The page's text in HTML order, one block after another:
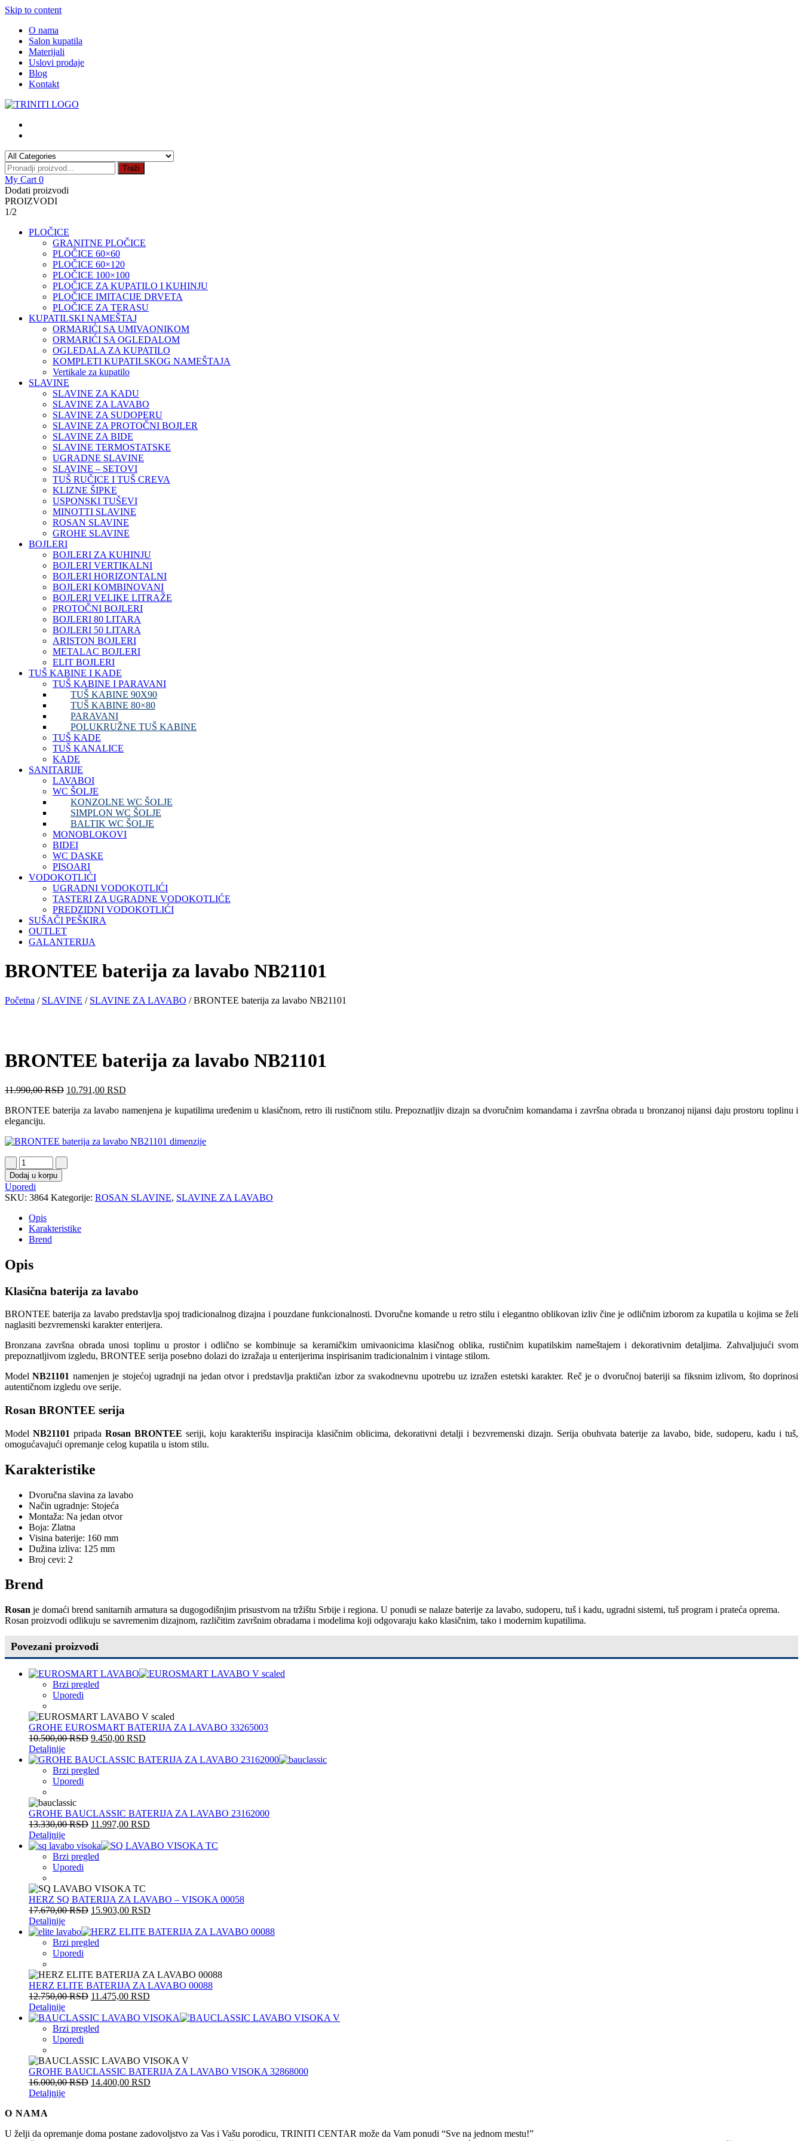
Skip to content
O nama
Salon kupatila
Materijali
Uslovi prodaje
Blog
Kontakt
Traži
My Cart 0
Dodati proizvodi
PROIZVODI
1/2
PLOČICE
GRANITNE PLOČICE
PLOČICE 60×60
PLOČICE 60×120
PLOČICE 100×100
PLOČICE ZA KUPATILO I KUHINJU
PLOČICE IMITACIJE DRVETA
PLOČICE ZA TERASU
KUPATILSKI NAMEŠTAJ
ORMARIĆI SA UMIVAONIKOM
ORMARIĆI SA OGLEDALOM
OGLEDALA ZA KUPATILO
KOMPLETI KUPATILSKOG NAMEŠTAJA
Vertikale za kupatilo
SLAVINE
SLAVINE ZA KADU
SLAVINE ZA LAVABO
SLAVINE ZA SUDOPERU
SLAVINE ZA PROTOČNI BOJLER
SLAVINE ZA BIDE
SLAVINE TERMOSTATSKE
UGRADNE SLAVINE
SLAVINE – SETOVI
TUŠ RUČICE I TUŠ CREVA
KLIZNE ŠIPKE
USPONSKI TUŠEVI
MINOTTI SLAVINE
ROSAN SLAVINE
GROHE SLAVINE
BOJLERI
BOJLERI ZA KUHINJU
BOJLERI VERTIKALNI
BOJLERI HORIZONTALNI
BOJLERI KOMBINOVANI
BOJLERI VELIKE LITRAŽE
PROTOČNI BOJLERI
BOJLERI 80 LITARA
BOJLERI 50 LITARA
ARISTON BOJLERI
METALAC BOJLERI
ELIT BOJLERI
TUŠ KABINE I KADE
TUŠ KABINE I PARAVANI
TUŠ KABINE 90X90
TUŠ KABINE 80×80
PARAVANI
POLUKRUŽNE TUŠ KABINE
TUŠ KADE
TUŠ KANALICE
KADE
SANITARIJE
LAVABOI
WC ŠOLJE
KONZOLNE WC ŠOLJE
SIMPLON WC ŠOLJE
BALTIK WC ŠOLJE
MONOBLOKOVI
BIDEI
WC DASKE
PISOARI
VODOKOTLIĆI
UGRADNI VODOKOTLIĆI
TASTERI ZA UGRADNE VODOKOTLIĆE
PREDZIDNI VODOKOTLIĆI
SUŠAČI PEŠKIRA
OUTLET
GALANTERIJA
BRONTEE baterija za lavabo NB21101
Početna / SLAVINE / SLAVINE ZA LAVABO / BRONTEE baterija za lavabo NB21101
BRONTEE baterija za lavabo NB21101
11.990,00RSD 10.791,00 RSD
BRONTEE baterija za lavabo namenjena je kupatilima uređenim u klasičnom, retro ili rustičnom stilu. Prepoznatljiv dizajn sa dvoručnim komandama i završna obrada u bronzanoj nijansi daju prostoru toplinu i
eleganciju.
Dodaj u korpu
Uporedi
SKU: 3864 Kategorije: ROSAN SLAVINE, SLAVINE ZA LAVABO
Opis
Karakteristike
Brend
Opis
Klasična baterija za lavabo
BRONTEE baterija za lavabo predstavlja spoj tradicionalnog dizajna i pouzdane funkcionalnosti. Dvoručne komande u retro stilu i elegantno oblikovan izliv čine je odličnim izborom za kupatila u kojima se želi
naglasiti bezvremenski karakter enterijera.
Bronzana završna obrada unosi toplinu u prostor i odlično se kombinuje sa keramičkim umivaonicima klasičnog oblika, rustičnim kupatilskim nameštajem i dekorativnim detaljima. Zahvaljujući svom
prepoznatljivom izgledu, BRONTEE serija posebno dolazi do izražaja u enterijerima inspirisanim tradicionalnim i vintage stilom.
ModelNB21101 namenjen je stojećoj ugradnji na jedan otvor i predstavlja praktičan izbor za svakodnevnu upotrebu uz izražen estetski karakter. Reč je o dvoručnoj bateriji sa fiksnim izlivom, što doprinosi
autentičnom izgledu ove serije.
Rosan BRONTEE serija
Model NB21101 pripada Rosan BRONTEE seriji, koju karakterišu inspiracija klasičnim oblicima, dekorativni detalji i bezvremenski dizajn. Serija obuhvata baterije za lavabo, bide, sudoperu, kadu i tuš,
omogućavajući opremanje celog kupatila u istom stilu.
Karakteristike
Dvoručna slavina za lavabo
Način ugradnje: Stojeća
Montaža: Na jedan otvor
Boja: Zlatna
Visina baterije: 160 mm
Dužina izliva: 125 mm
Broj cevi: 2
Brend
Rosan je domaći brend sanitarnih armatura sa dugogodišnjim prisustvom na tržištu Srbije i regiona. U ponudi se nalaze baterije za lavabo, sudoperu, tuš i kadu, ugradni sistemi, tuš program i prateća oprema.
Rosan proizvodi odlikuju se savremenim dizajnom, različitim završnim obradama i modelima koji odgovaraju kako klasičnim, tako i modernim kupatilima.
Povezani proizvodi
Brzi pregled
Uporedi
GROHE EUROSMART BATERIJA ZA LAVABO 33265003
10.500,00RSD 9.450,00 RSD
Detaljnije
Brzi pregled
Uporedi
GROHE BAUCLASSIC BATERIJA ZA LAVABO 23162000
13.330,00RSD 11.997,00 RSD
Detaljnije
Brzi pregled
Uporedi
HERZ SQ BATERIJA ZA LAVABO – VISOKA 00058
17.670,00RSD 15.903,00 RSD
Detaljnije
Brzi pregled
Uporedi
HERZ ELITE BATERIJA ZA LAVABO 00088
12.750,00RSD 11.475,00 RSD
Detaljnije
Brzi pregled
Uporedi
GROHE BAUCLASSIC BATERIJA ZA LAVABO VISOKA 32868000
16.000,00RSD 14.400,00 RSD
Detaljnije
O NAMA
U želji da opremanje doma postane zadovoljstvo za Vas i Vašu porodicu, TRINITI CENTAR može da Vam ponudi “Sve na jednom mestu!”